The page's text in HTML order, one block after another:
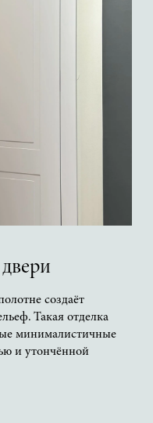
создаёт
Такая отделка
минималистичные
и утончённой